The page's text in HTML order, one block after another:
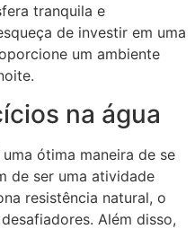
tranquila e
de investir em uma
um ambiente
na água
ótima maneira de se
de ser uma atividade
resistência natural, o
Além disso,